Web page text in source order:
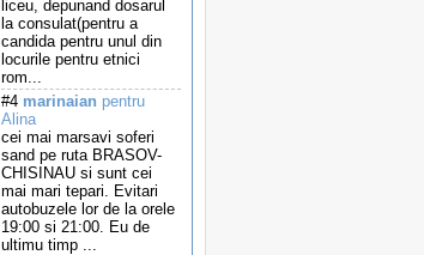
liceu, depunand dosarul
la consulat(pentru a
candida pentru unul din
locurile pentru etnici
rom...
#4 marinaian pentru
Alina
cei mai marsavi soferi
sand pe ruta BRASOV-
CHISINAU si sunt cei
mai mari tepari. Evitari
autobuzele lor de la orele
19:00 si 21:00. Eu de
ultimu timp ...